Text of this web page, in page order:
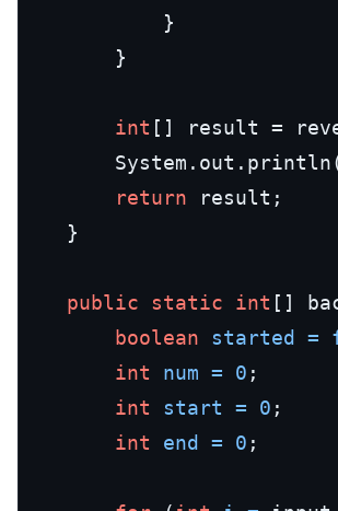
int [] result =
return result;
public static int []
boolean
started =
int
num = 0 ;
int
start = 0 ;
int
end = 0 ;